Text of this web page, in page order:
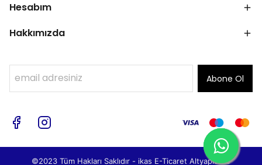
Hesabım
Hakkımızda
Abone Ol
©2023 Tüm Hakları Saklıdır - ikas E-Ticaret Altyapısı ile